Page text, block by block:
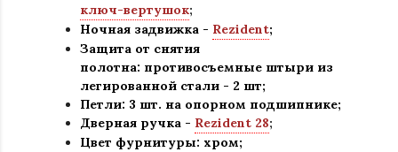
ключ-вертушок;
Ночная задвижка - Rezident;
Защита от снятия
полотна: противосъемные штыри из
легированной стали - 2 шт;
Петли: 3 шт. на опорном подшипнике;
Дверная ручка - Rezident 28;
Цвет фурнитуры: хром;